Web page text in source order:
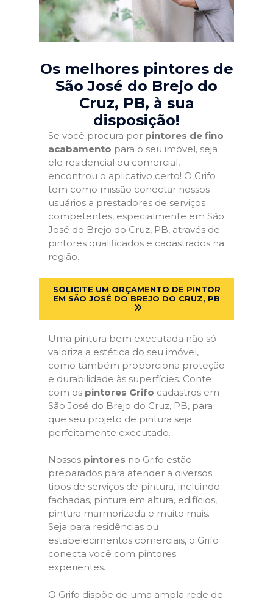
Os melhores pintores de
São José do Brejo do
Cruz, PB, à sua
disposição!
Se você procura por pintores de fino
acabamento para o seu imóvel, seja
ele residencial ou comercial,
encontrou o aplicativo certo! O Grifo
tem como missão conectar nossos
usuários a prestadores de serviços
competentes, especialmente em São
José do Brejo do Cruz, PB, através de
pintores qualificados e cadastrados na
região.
SOLICITE UM ORÇAMENTO DE PINTOR
EM SÃO JOSÉ DO BREJO DO CRUZ, PB
Uma pintura bem executada não só
valoriza a estética do seu imóvel,
como também proporciona proteção
e durabilidade às superfícies. Conte
com os pintores Grifo cadastros em
São José do Brejo do Cruz, PB, para
que seu projeto de pintura seja
perfeitamente executado.
Nossos pintores no Grifo estão
preparados para atender a diversos
tipos de serviços de pintura, incluindo
fachadas, pintura em altura, edifícios,
pintura marmorizada e muito mais.
Seja para residências ou
estabelecimentos comerciais, o Grifo
conecta você com pintores
experientes.
O Grifo dispõe de uma ampla rede de